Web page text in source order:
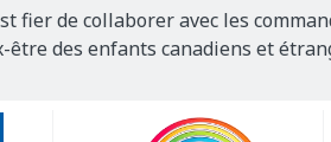
fier de collaborer avec les
être des enfants canadiens et